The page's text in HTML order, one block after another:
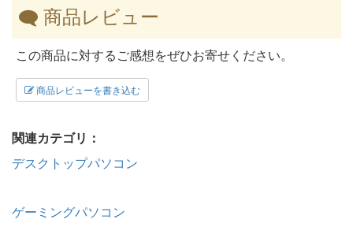
商品レビュー
この商品に対するご感想をぜひお寄せください。
商品レビューを書き込む
関連カテゴリ：
デスクトップパソコン
ゲーミングパソコン